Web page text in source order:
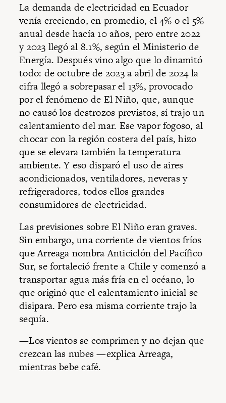
La demanda de electricidad en Ecuador
venía creciendo, en promedio, el 4% o el 5%
anual desde hacía 10 años, pero entre 2022
y 2023 llegó al 8.1%, según el Ministerio de
Energía. Después vino algo que lo dinamitó
todo: de octubre de 2023 a abril de 2024 la
cifra llegó a sobrepasar el 13%, provocado
por el fenómeno de El Niño, que, aunque
no causó los destrozos previstos, sí trajo un
calentamiento del mar. Ese vapor fogoso, al
chocar con la región costera del país, hizo
que se elevara también la temperatura
ambiente. Y eso disparó el uso de aires
acondicionados, ventiladores, neveras y
refrigeradores, todos ellos grandes
consumidores de electricidad.
Las previsiones sobre El Niño eran graves.
Sin embargo, una corriente de vientos fríos
que Arreaga nombra Anticiclón del Pacífico
Sur, se fortaleció frente a Chile y comenzó a
transportar agua más fría en el océano, lo
que originó que el calentamiento inicial se
disipara. Pero esa misma corriente trajo la
sequía.
—Los vientos se comprimen y no dejan que
crezcan las nubes —explica Arreaga,
mientras bebe café.